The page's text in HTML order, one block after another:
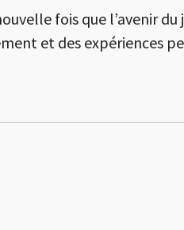
fois que l’avenir du
et des expériences